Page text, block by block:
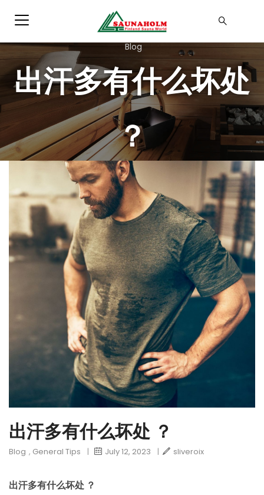
Blog
出汗多有什么坏处
？
出汗多有什么坏处 ？
Blog , General Tips | July 12, 2023 | sliveroix
出汗多有什么坏处 ？